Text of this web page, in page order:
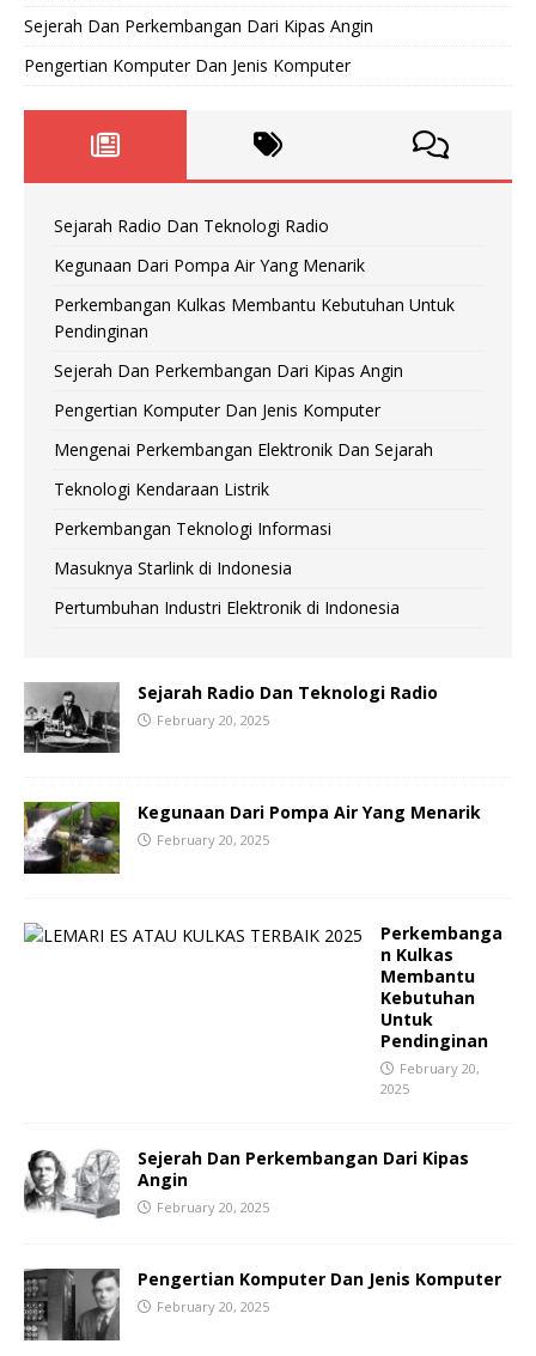
Sejerah Dan Perkembangan Dari Kipas Angin
Pengertian Komputer Dan Jenis Komputer
Sejarah Radio Dan Teknologi Radio
Kegunaan Dari Pompa Air Yang Menarik
Perkembangan Kulkas Membantu Kebutuhan Untuk
Pendinginan
Sejerah Dan Perkembangan Dari Kipas Angin
Pengertian Komputer Dan Jenis Komputer
Mengenai Perkembangan Elektronik Dan Sejarah
Teknologi Kendaraan Listrik
Perkembangan Teknologi Informasi
Masuknya Starlink di Indonesia
Pertumbuhan Industri Elektronik di Indonesia
Sejarah Radio Dan Teknologi Radio
February 20, 2025
Kegunaan Dari Pompa Air Yang Menarik
February 20, 2025
Perkembanga
n Kulkas
Membantu
Kebutuhan
Untuk
Pendinginan
February 20,
2025
Sejerah Dan Perkembangan Dari Kipas
Angin
February 20, 2025
Pengertian Komputer Dan Jenis Komputer
February 20, 2025